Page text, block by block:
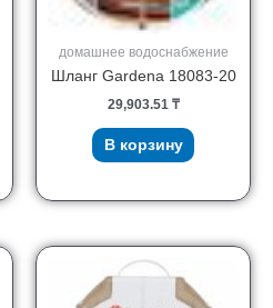
домашнее водоснабжение
Шланг Gardena 18083-20
29,903.51 ₸
В корзину